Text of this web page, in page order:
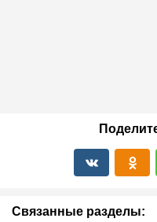
Связанные разделы: